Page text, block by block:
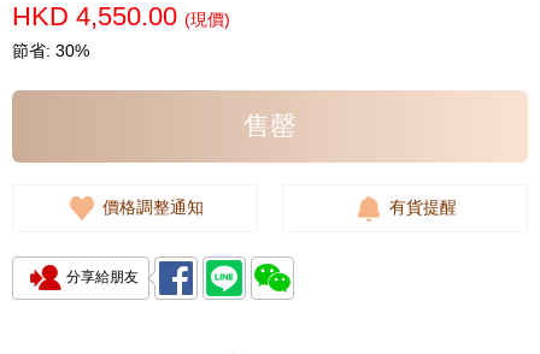
HKD 4,550.00 (現價)
節省: 30%
售罄
價格調整通知 有貨提醒
分享給朋友